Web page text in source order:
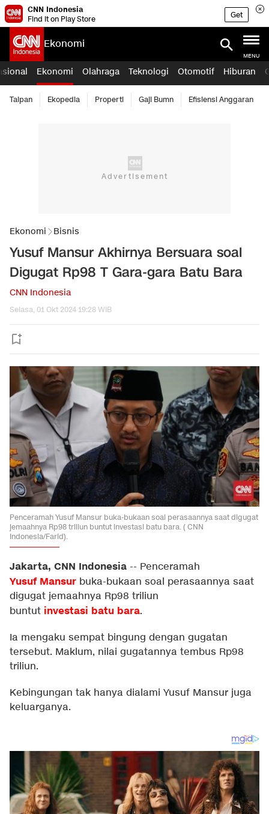
CNN Indonesia
Find it on Play Store
Get
Ekonomi
MENU
Ekonomi Olahraga Teknologi Otomotif Hiburan
Taipan Ekopedia Properti Gaji Bumn Efisiensi Anggaran
Ekonomi Bisnis
Yusuf Mansur Akhirnya Bersuara soal
Digugat Rp98 T Gara-gara Batu Bara
CNN Indonesia
Selasa, 01 Okt 2024 19:28 WIB
Penceramah Yusuf Mansur buka-bukaan soal perasaannya saat digugat
jemaahnya Rp98 triliun buntut investasi batu bara. ( CNN
Indonesia/Farid).
Jakarta, CNN Indonesia -- Penceramah
Yusuf Mansur buka-bukaan soal perasaannya saat
digugat jemaahnya Rp98 triliun
buntut investasi batu bara.
Ia mengaku sempat bingung dengan gugatan
tersebut. Maklum, nilai gugatannya tembus Rp98
triliun.
Kebingungan tak hanya dialami Yusuf Mansur juga
keluarganya.